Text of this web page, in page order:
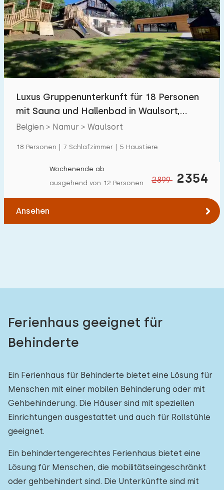
Schwimmbad 1
Eingezäunter Garten 0
Haustierfrei 0
Fahrradschuppen 1
Budget
€ 0 — € 1000+
Mindestanzahl
Entfernungen
1 2 5 10 20
Zum Wald(max. km) :
1
1 2 5 10 20
Luxus Gruppenunterkunft für 18 Personen
mit Sauna und Hallenbad in Waulsort,
Belgien
Belgien > Namur > Waulsort
18 Personen | 7 Schlafzimmer | 5 Haustiere
2899 2354
Wochenende ab
ausgehend von 12 Personen
Ansehen
Ferienhaus geeignet für
Behinderte
Ein Ferienhaus für Behinderte bietet eine Lösung für
Menschen mit einer mobilen Behinderung oder mit
Gehbehinderung. Die Häuser sind mit speziellen
Einrichtungen ausgestattet und auch für Rollstühle
geeignet.
Ein behindertengerechtes Ferienhaus bietet eine
Lösung für Menschen, die mobilitätseingeschränkt
oder gehbehindert sind. Die Unterkünfte sind mit